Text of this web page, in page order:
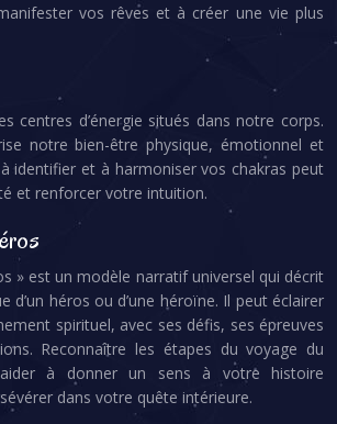
vos rêves et à créer une vie plus
centres d’énergie situés dans notre corps.
notre bien-être physique, émotionnel et
identifier et à harmoniser vos chakras peut
et renforcer votre intuition.
» est un modèle narratif universel qui décrit
d’un héros ou d’une héroïne. Il peut éclairer
spirituel, avec ses défis, ses épreuves
Reconnaître les étapes du voyage du
à donner un sens à votre histoire
dans votre quête intérieure.